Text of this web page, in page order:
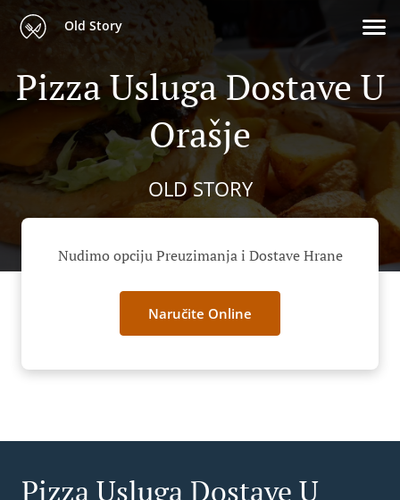
Old Story
Pizza Usluga Dostave U
Orašje
OLD STORY
Nudimo opciju Preuzimanja i Dostave Hrane
Naručite Online
Pizza Usluga Dostave U